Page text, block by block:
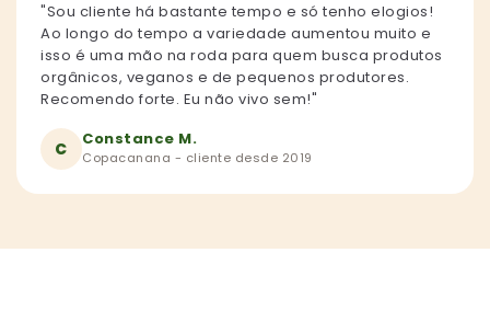
"Sou cliente há bastante tempo e só tenho elogios!
Ao longo do tempo a variedade aumentou muito e
isso é uma mão na roda para quem busca produtos
orgânicos, veganos e de pequenos produtores.
Recomendo forte. Eu não vivo sem!"
C Constance M.
Copacanana - cliente desde 2019